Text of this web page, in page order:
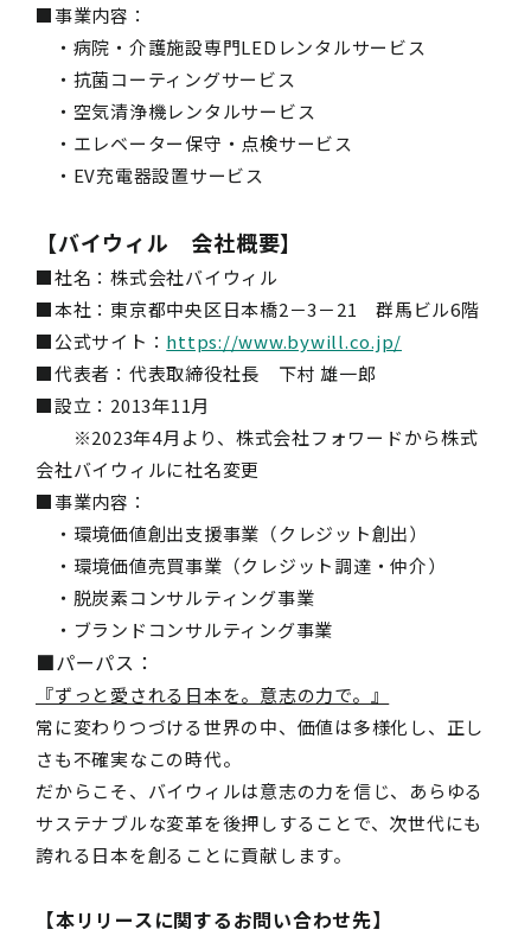
■事業内容：
・病院・介護施設専門LEDレンタルサービス
・抗菌コーティングサービス
・空気清浄機レンタルサービス
・エレベーター保守・点検サービス
・EV充電器設置サービス
【バイウィル 会社概要】
■社名：株式会社バイウィル
■本社：東京都中央区日本橋2－3－21 群馬ビル6階
■公式サイト： https://www.bywill.co.jp/
■代表者：代表取締役社長 下村 雄一郎
■設立：2013年11月
※2023年4月より、株式会社フォワードから株式
会社バイウィルに社名変更
■事業内容：
・環境価値創出支援事業（クレジット創出）
・環境価値売買事業（クレジット調達・仲介）
・脱炭素コンサルティング事業
・ブランドコンサルティング事業
■パーパス：
『ずっと愛される日本を。意志の力で。』
常に変わりつづける世界の中、価値は多様化し、正し
さも不確実なこの時代。
だからこそ、バイウィルは意志の力を信じ、あらゆる
サステナブルな変革を後押しすることで、次世代にも
誇れる日本を創ることに貢献します。
【本リリースに関するお問い合わせ先】